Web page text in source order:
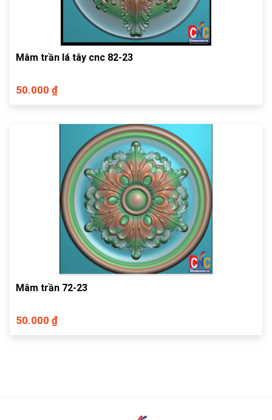
Mâm trần lá tây cnc 82-23
50.000 ₫
Mâm trần 72-23
50.000 ₫